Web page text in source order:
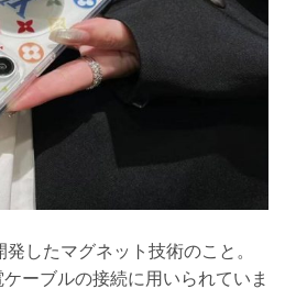
したマグネット技術のこと。
ーブルの接続に用いられていま